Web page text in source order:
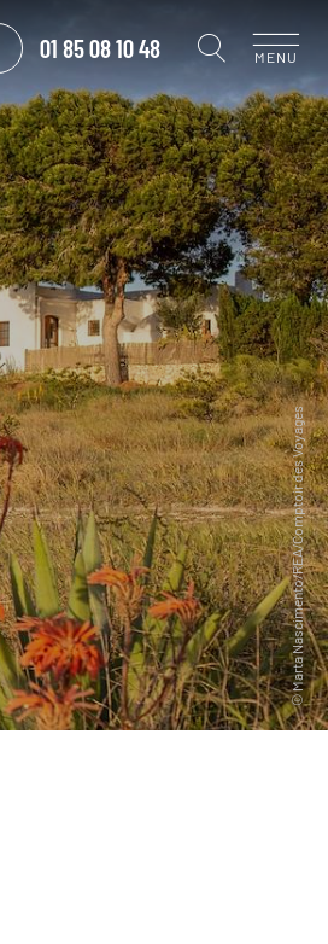
01 85 08 10 48 MENU